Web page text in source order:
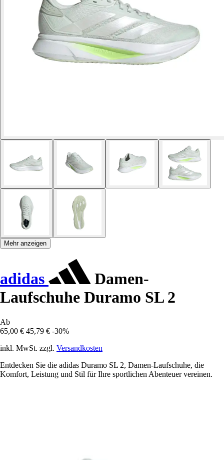
Mehr anzeigen
adidas
Damen-
Laufschuhe Duramo SL 2
Ab
65,00 € 45,79 € -30%
inkl. MwSt. zzgl. Versandkosten
Entdecken Sie die adidas Duramo SL 2, Damen-Laufschuhe, die
Komfort, Leistung und Stil für Ihre sportlichen Abenteuer vereinen.